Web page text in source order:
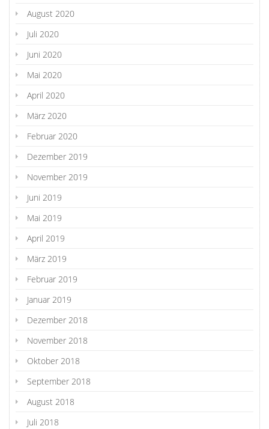
August 2020
Juli 2020
Juni 2020
Mai 2020
April 2020
März 2020
Februar 2020
Dezember 2019
November 2019
Juni 2019
Mai 2019
April 2019
März 2019
Februar 2019
Januar 2019
Dezember 2018
November 2018
Oktober 2018
September 2018
August 2018
Juli 2018